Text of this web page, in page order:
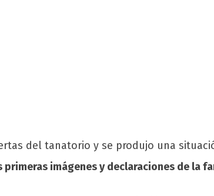
del tanatorio y se produjo una
primeras imágenes y declaraciones de la